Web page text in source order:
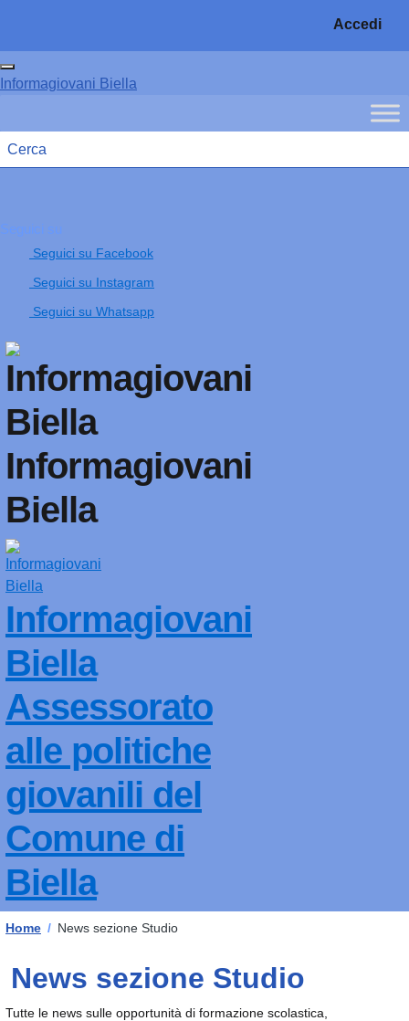
Accedi
Attiva / disattiva la navigazione
Informagiovani Biella
Seguici su
Seguici su Facebook
Seguici su Instagram
Seguici su Whatsapp
Informagiovani
Biella
Informagiovani
Biella
Assessorato
alle politiche
giovanili del
Comune di
Biella
Home / News sezione Studio
News sezione Studio
Tutte le news sulle opportunità di formazione scolastica,